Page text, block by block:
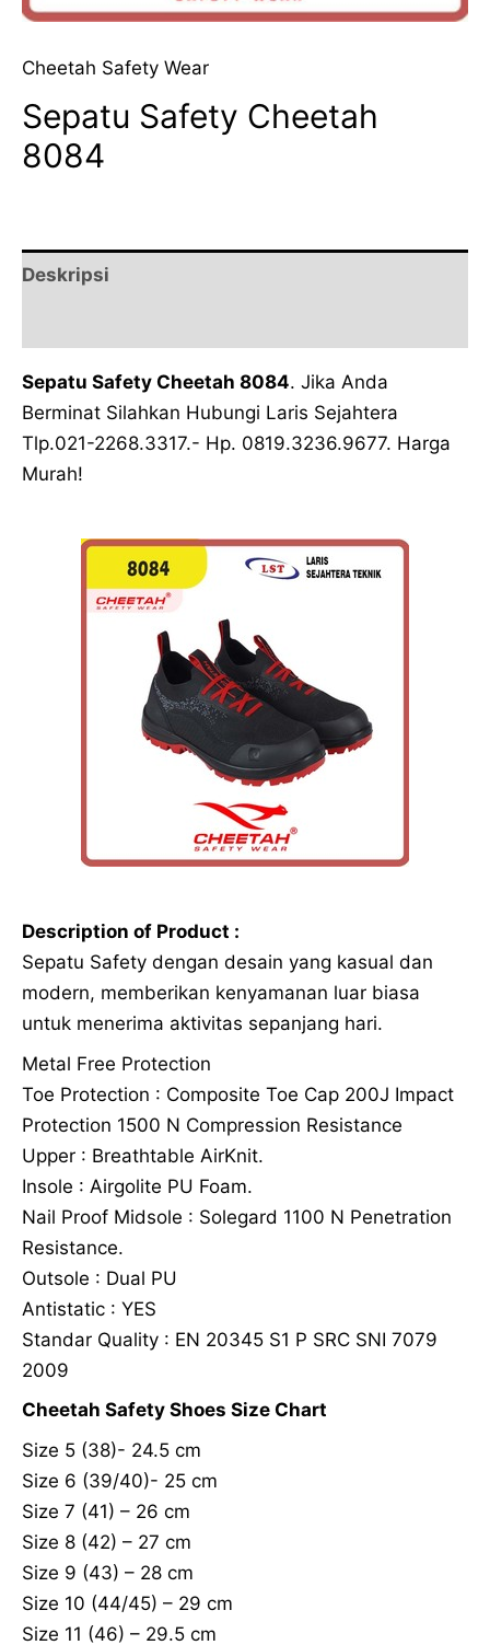
Cheetah Safety Wear
Sepatu Safety Cheetah
8084
Deskripsi
Sepatu Safety Cheetah 8084. Jika Anda
Berminat Silahkan Hubungi Laris Sejahtera
Tlp.021-2268.3317.- Hp. 0819.3236.9677. Harga
Murah!
Description of Product :
Sepatu Safety dengan desain yang kasual dan
modern, memberikan kenyamanan luar biasa
untuk menerima aktivitas sepanjang hari.
Metal Free Protection
Toe Protection : Composite Toe Cap 200J Impact
Protection 1500 N Compression Resistance
Upper : Breathtable AirKnit.
Insole : Airgolite PU Foam.
Nail Proof Midsole : Solegard 1100 N Penetration
Resistance.
Outsole : Dual PU
Antistatic : YES
Standar Quality : EN 20345 S1 P SRC SNI 7079
2009
Cheetah Safety Shoes Size Chart
Size 5 (38)- 24.5 cm
Size 6 (39/40)- 25 cm
Size 7 (41) – 26 cm
Size 8 (42) – 27 cm
Size 9 (43) – 28 cm
Size 10 (44/45) – 29 cm
Size 11 (46) – 29.5 cm